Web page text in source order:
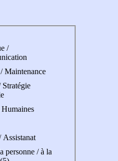
/
Maintenance
Humaines
Assistanat
personne / à la